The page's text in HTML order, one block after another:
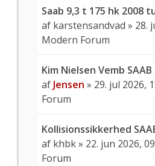
Saab 9,3 t 175 hk 2008
af karstensandvad » 28.
Modern Forum
Kim Nielsen Vemb
af Jensen » 29. jul 2026,
Forum
Kollisionssikkerhed
af khbk» 22. jun 2026,
Forum